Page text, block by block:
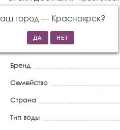
город — Красноярск?
Бренд
Семейство
Страна
Тип воды